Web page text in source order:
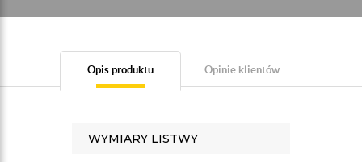
Opis produktu Opinie klientów
WYMIARY LISTWY